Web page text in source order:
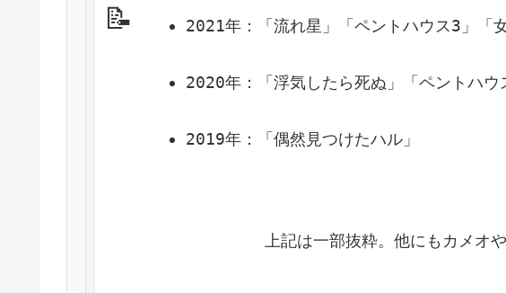
📝 2021年：「流れ星」「ペントハウス3」「女
2020年：「浮気したら死ぬ」「ペントハウ
2019年：「偶然見つけたハル」
上記は一部抜粋。他にもカメオや